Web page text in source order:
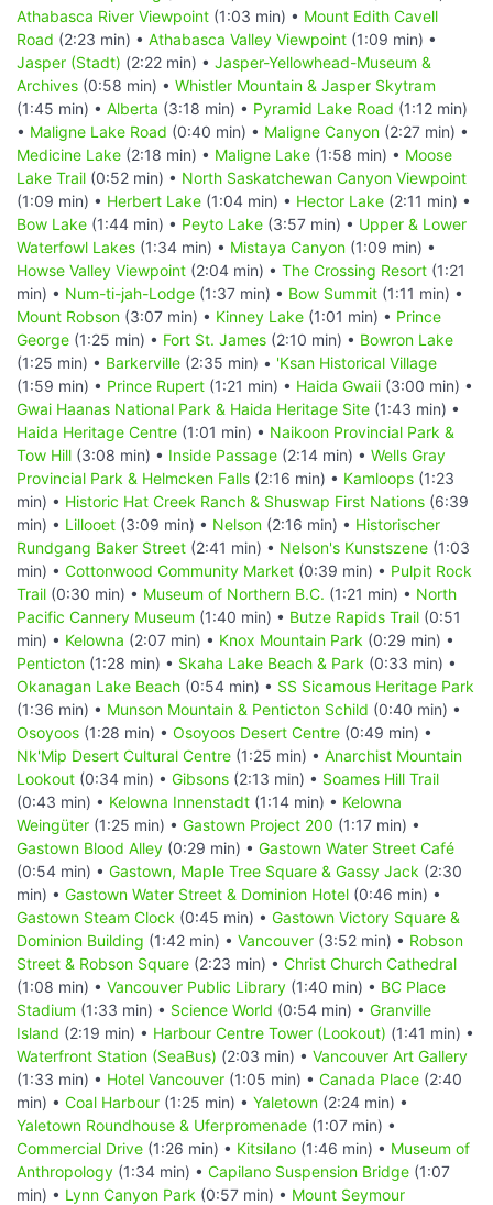
Athabasca River Viewpoint (1:03 min) • Mount Edith Cavell
Road (2:23 min) • Athabasca Valley Viewpoint (1:09 min) •
Jasper (Stadt) (2:22 min) • Jasper-Yellowhead-Museum &
Archives (0:58 min) • Whistler Mountain & Jasper Skytram
(1:45 min) • Alberta (3:18 min) • Pyramid Lake Road (1:12 min)
• Maligne Lake Road (0:40 min) • Maligne Canyon (2:27 min) •
Medicine Lake (2:18 min) • Maligne Lake (1:58 min) • Moose
Lake Trail (0:52 min) • North Saskatchewan Canyon Viewpoint
(1:09 min) • Herbert Lake (1:04 min) • Hector Lake (2:11 min) •
Bow Lake (1:44 min) • Peyto Lake (3:57 min) • Upper & Lower
Waterfowl Lakes (1:34 min) • Mistaya Canyon (1:09 min) •
Howse Valley Viewpoint (2:04 min) • The Crossing Resort (1:21
min) • Num-ti-jah-Lodge (1:37 min) • Bow Summit (1:11 min) •
Mount Robson (3:07 min) • Kinney Lake (1:01 min) • Prince
George (1:25 min) • Fort St. James (2:10 min) • Bowron Lake
(1:25 min) • Barkerville (2:35 min) • 'Ksan Historical Village
(1:59 min) • Prince Rupert (1:21 min) • Haida Gwaii (3:00 min) •
Gwai Haanas National Park & Haida Heritage Site (1:43 min) •
Haida Heritage Centre (1:01 min) • Naikoon Provincial Park &
Tow Hill (3:08 min) • Inside Passage (2:14 min) • Wells Gray
Provincial Park & Helmcken Falls (2:16 min) • Kamloops (1:23
min) • Historic Hat Creek Ranch & Shuswap First Nations (6:39
min) • Lillooet (3:09 min) • Nelson (2:16 min) • Historischer
Rundgang Baker Street (2:41 min) • Nelson's Kunstszene (1:03
min) • Cottonwood Community Market (0:39 min) • Pulpit Rock
Trail (0:30 min) • Museum of Northern B.C. (1:21 min) • North
Pacific Cannery Museum (1:40 min) • Butze Rapids Trail (0:51
min) • Kelowna (2:07 min) • Knox Mountain Park (0:29 min) •
Penticton (1:28 min) • Skaha Lake Beach & Park (0:33 min) •
Okanagan Lake Beach (0:54 min) • SS Sicamous Heritage Park
(1:36 min) • Munson Mountain & Penticton Schild (0:40 min) •
Osoyoos (1:28 min) • Osoyoos Desert Centre (0:49 min) •
Nk'Mip Desert Cultural Centre (1:25 min) • Anarchist Mountain
Lookout (0:34 min) • Gibsons (2:13 min) • Soames Hill Trail
(0:43 min) • Kelowna Innenstadt (1:14 min) • Kelowna
Weingüter (1:25 min) • Gastown Project 200 (1:17 min) •
Gastown Blood Alley (0:29 min) • Gastown Water Street Café
(0:54 min) • Gastown, Maple Tree Square & Gassy Jack (2:30
min) • Gastown Water Street & Dominion Hotel (0:46 min) •
Gastown Steam Clock (0:45 min) • Gastown Victory Square &
Dominion Building (1:42 min) • Vancouver (3:52 min) • Robson
Street & Robson Square (2:23 min) • Christ Church Cathedral
(1:08 min) • Vancouver Public Library (1:40 min) • BC Place
Stadium (1:33 min) • Science World (0:54 min) • Granville
Island (2:19 min) • Harbour Centre Tower (Lookout) (1:41 min) •
Waterfront Station (SeaBus) (2:03 min) • Vancouver Art Gallery
(1:33 min) • Hotel Vancouver (1:05 min) • Canada Place (2:40
min) • Coal Harbour (1:25 min) • Yaletown (2:24 min) •
Yaletown Roundhouse & Uferpromenade (1:07 min) •
Commercial Drive (1:26 min) • Kitsilano (1:46 min) • Museum of
Anthropology (1:34 min) • Capilano Suspension Bridge (1:07
min) • Lynn Canyon Park (0:57 min) • Mount Seymour